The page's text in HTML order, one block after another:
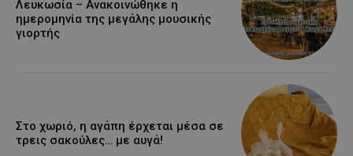
Λευκωσία – Ανακοινώθηκε η
ημερομηνία της μεγάλης μουσικής
γιορτής
Στο χωριό, η αγάπη έρχεται μέσα σε
τρεις σακούλες… με αυγά!